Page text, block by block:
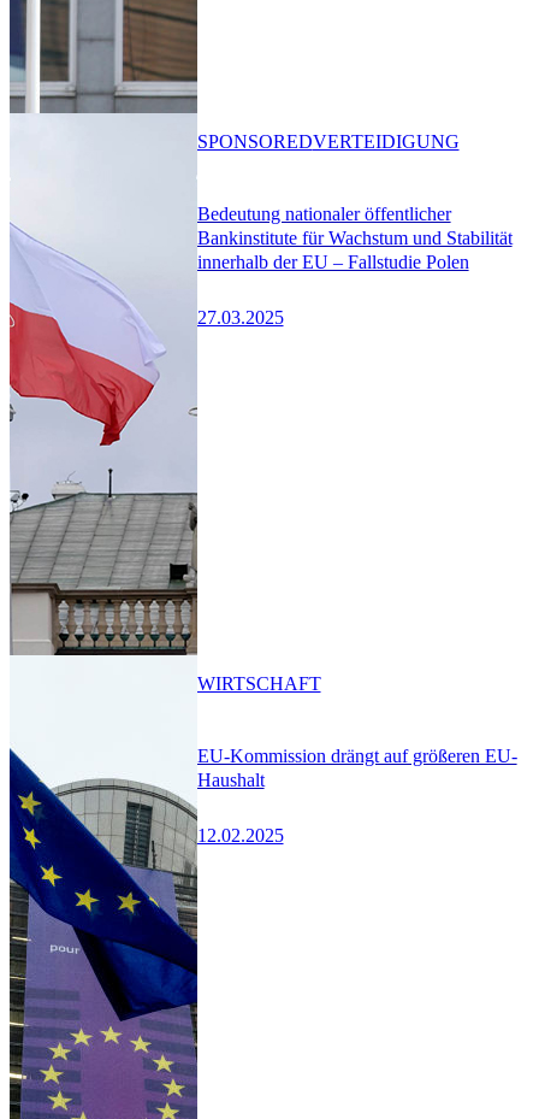
Bedeutung nationaler öffentlicher
Bankinstitute für Wachstum und Stabilität
innerhalb der EU – Fallstudie Polen
27.03.2025
SPONSOREDVERTEIDIGUNG
EU-Kommission drängt auf größeren EU-
Haushalt
12.02.2025
WIRTSCHAFT